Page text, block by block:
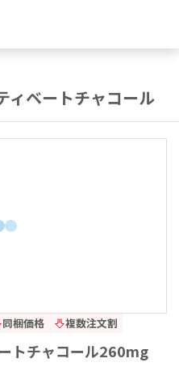
ィベートチャコール
同梱価格 複数注文割
トチャコール260mg